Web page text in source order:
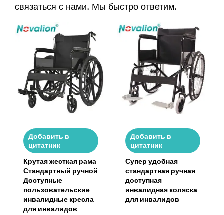
связаться с нами. Мы быстро ответим.
Добавить в
цитатник
Крутая жесткая рама
Стандартный ручной
Доступные
пользовательские
инвалидные кресла
для инвалидов
Добавить в
цитатник
Супер удобная
стандартная ручная
доступная
инвалидная коляска
для инвалидов